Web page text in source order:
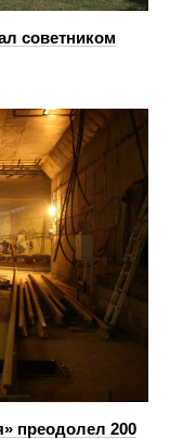
советником
преодолел 200